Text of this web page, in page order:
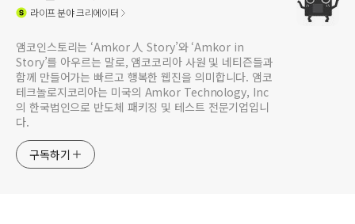
라이프분야 크리에이터
앰코인스토리는 ‘Amkor 人 Story’와 ‘Amkor in
Story’를 아우르는 말로, 앰코코리아 사원 및 네티즌들과
함께 만들어가는 빠르고 행복한 웹진을 의미합니다. 앰코
테크놀로지코리아는 미국의 Amkor Technology, Inc
의 한국법인으로 반도체 패키징 및 테스트 전문기업입니
다.
구독하기